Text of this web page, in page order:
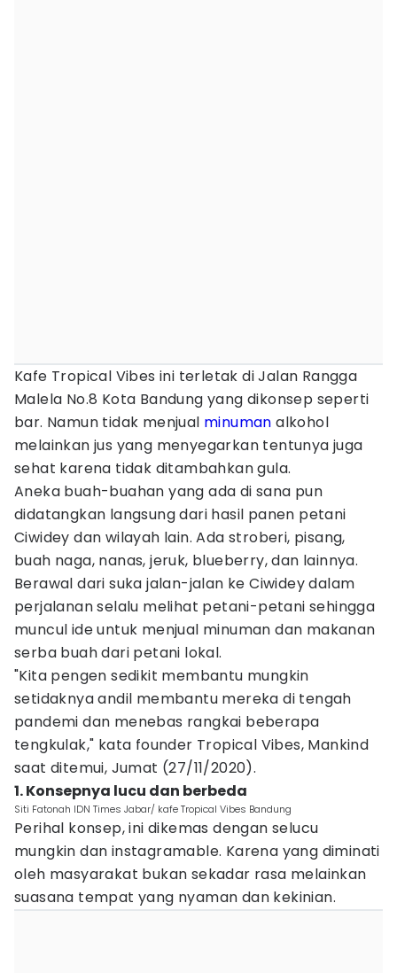
Kafe Tropical Vibes ini terletak di Jalan Rangga
Malela No.8 Kota Bandung yang dikonsep seperti
bar. Namun tidak menjual minuman alkohol
melainkan jus yang menyegarkan tentunya juga
sehat karena tidak ditambahkan gula.
Aneka buah-buahan yang ada di sana pun
didatangkan langsung dari hasil panen petani
Ciwidey dan wilayah lain. Ada stroberi, pisang,
buah naga, nanas, jeruk, blueberry, dan lainnya.
Berawal dari suka jalan-jalan ke Ciwidey dalam
perjalanan selalu melihat petani-petani sehingga
muncul ide untuk menjual minuman dan makanan
serba buah dari petani lokal.
"Kita pengen sedikit membantu mungkin
setidaknya andil membantu mereka di tengah
pandemi dan menebas rangkai beberapa
tengkulak," kata founder Tropical Vibes, Mankind
saat ditemui, Jumat (27/11/2020).
1. Konsepnya lucu dan berbeda
Siti Fatonah IDN Times Jabar/ kafe Tropical Vibes Bandung
Perihal konsep, ini dikemas dengan selucu
mungkin dan instagramable. Karena yang diminati
oleh masyarakat bukan sekadar rasa melainkan
suasana tempat yang nyaman dan kekinian.